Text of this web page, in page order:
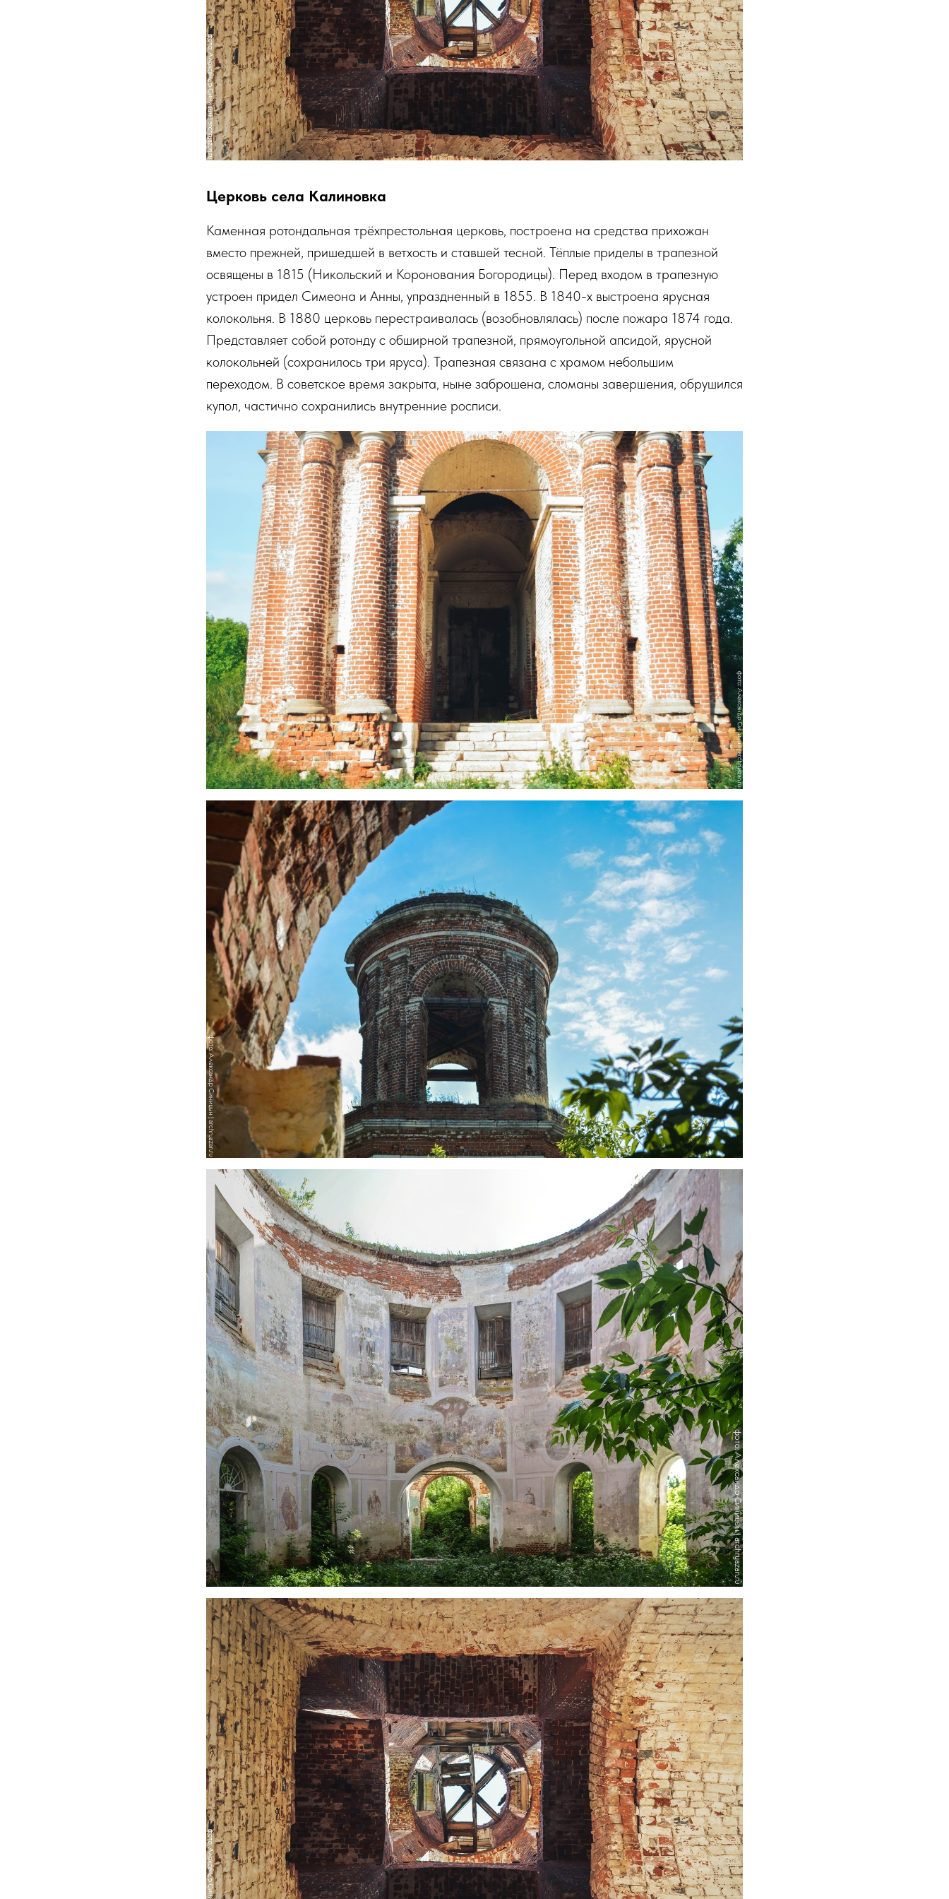
Церковь села Калиновка
Каменная ротондальная трёхпрестольная церковь, построена на средства прихожан
вместо прежней, пришедшей в ветхость и ставшей тесной. Тёплые приделы в трапезной
освящены в 1815 (Никольский и Коронования Богородицы). Перед входом в трапезную
устроен придел Симеона и Анны, упраздненный в 1855. В 1840-х выстроена ярусная
колокольня. В 1880 церковь перестраивалась (возобновлялась) после пожара 1874 года.
Представляет собой ротонду с обширной трапезной, прямоугольной апсидой, ярусной
колокольней (сохранилось три яруса). Трапезная связана с храмом небольшим
переходом. В советское время закрыта, ныне заброшена, сломаны завершения, обрушился
купол, частично сохранились внутренние росписи.